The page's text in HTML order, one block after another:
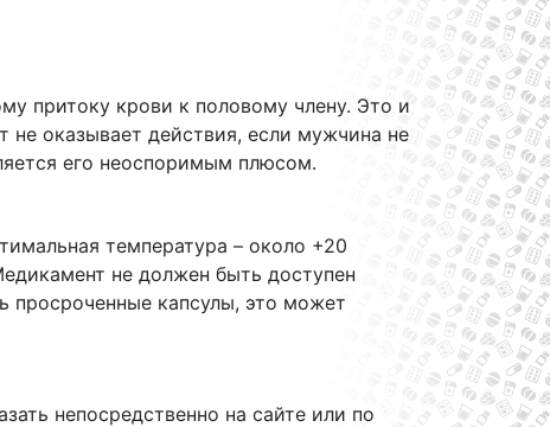
притоку крови к половому члену. Это и
не оказывает действия, если мужчина не
его неоспоримым плюсом.
температура – около +20
не должен быть доступен
просроченные капсулы, это может
непосредственно на сайте или по